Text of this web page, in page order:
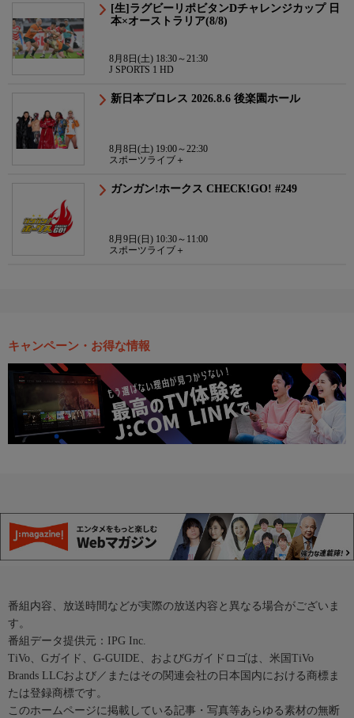
[生]ラグビーリポビタンDチャレンジカップ 日
本×オーストラリア(8/8)
8月8日(土) 18:30～21:30
J SPORTS 1 HD
新日本プロレス 2026.8.6 後楽園ホール
8月8日(土) 19:00～22:30
スポーツライブ＋
ガンガン!ホークス CHECK!GO! #249
8月9日(日) 10:30～11:00
スポーツライブ＋
キャンペーン・お得な情報
番組内容、放送時間などが実際の放送内容と異なる場合がございま
す。
番組データ提供元：IPG Inc.
TiVo、Gガイド、G-GUIDE、およびGガイドロゴは、米国TiVo
Brands LLCおよび／またはその関連会社の日本国内における商標ま
たは登録商標です。
このホームページに掲載している記事・写真等あらゆる素材の無断